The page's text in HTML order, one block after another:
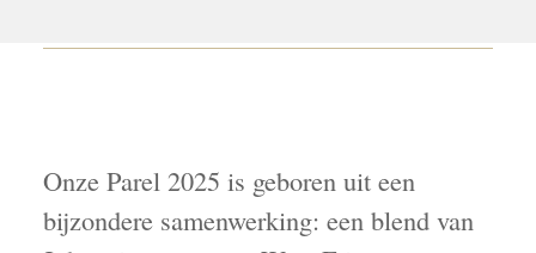
Onze Parel 2025 is geboren uit een
bijzondere samenwerking: een blend van